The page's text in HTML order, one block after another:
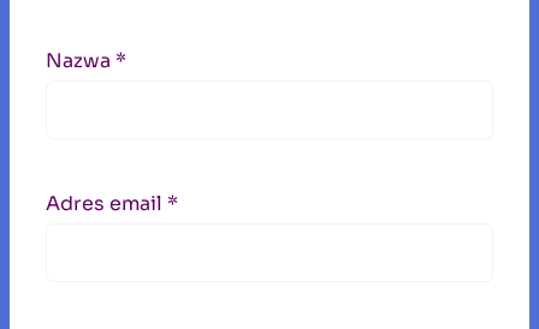
Nazwa *
Adres email *